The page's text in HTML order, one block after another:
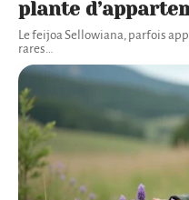
plante
Le feijoa Sellowiana, parfois
rares